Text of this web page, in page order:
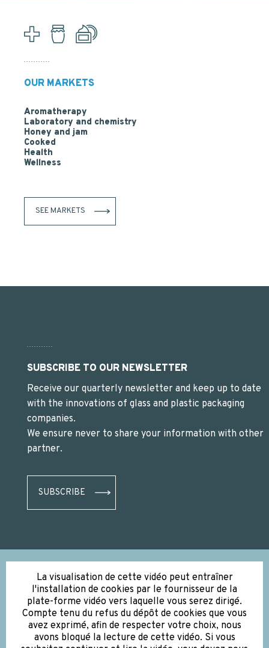
OUR MARKETS
Aromatherapy
Laboratory and chemistry
Honey and jam
Cooked
Health
Wellness
SEE MARKETS
SUBSCRIBE TO OUR NEWSLETTER
Receive our quarterly newsletter and keep up to date
with the innovations of glass and plastic packaging
companies.
We ensure never to share your information with other
partner.
SUBSCRIBE
La visualisation de cette vidéo peut entraîner
l'installation de cookies par le fournisseur de la
plate-forme vidéo vers laquelle vous serez dirigé.
Compte tenu du refus du dépôt de cookies que vous
avez exprimé, afin de respecter votre choix, nous
avons bloqué la lecture de cette vidéo. Si vous